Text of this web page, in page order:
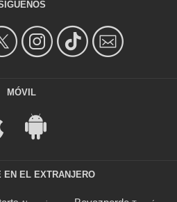
MÓVIL
EN EL EXTRANJERO